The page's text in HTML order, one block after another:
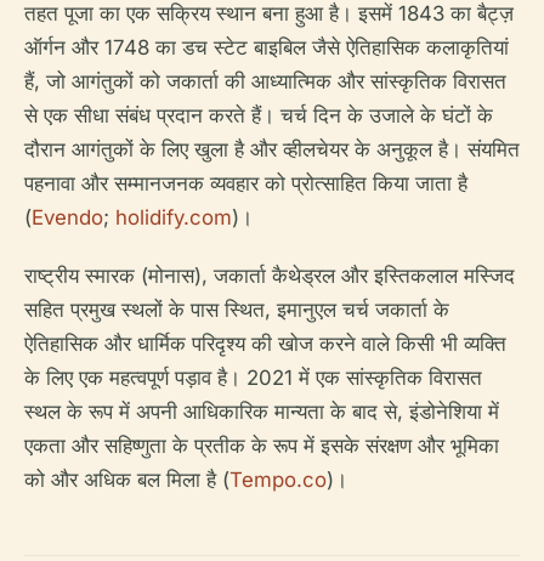
तहत पूजा का एक सक्रिय स्थान बना हुआ है। इसमें 1843 का बैट्ज़
ऑर्गन और 1748 का डच स्टेट बाइबिल जैसे ऐतिहासिक कलाकृतियां
हैं, जो आगंतुकों को जकार्ता की आध्यात्मिक और सांस्कृतिक विरासत
से एक सीधा संबंध प्रदान करते हैं। चर्च दिन के उजाले के घंटों के
दौरान आगंतुकों के लिए खुला है और व्हीलचेयर के अनुकूल है। संयमित
पहनावा और सम्मानजनक व्यवहार को प्रोत्साहित किया जाता है
(Evendo; holidify.com)।
राष्ट्रीय स्मारक (मोनास), जकार्ता कैथेड्रल और इस्तिकलाल मस्जिद
सहित प्रमुख स्थलों के पास स्थित, इमानुएल चर्च जकार्ता के
ऐतिहासिक और धार्मिक परिदृश्य की खोज करने वाले किसी भी व्यक्ति
के लिए एक महत्वपूर्ण पड़ाव है। 2021 में एक सांस्कृतिक विरासत
स्थल के रूप में अपनी आधिकारिक मान्यता के बाद से, इंडोनेशिया में
एकता और सहिष्णुता के प्रतीक के रूप में इसके संरक्षण और भूमिका
को और अधिक बल मिला है (Tempo.co)।